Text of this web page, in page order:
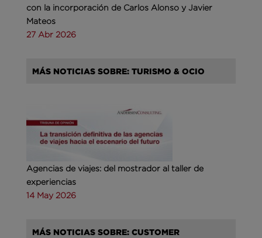
con la incorporación de Carlos Alonso y Javier
Mateos
27 Abr 2026
MÁS NOTICIAS SOBRE: TURISMO & OCIO
Agencias de viajes: del mostrador al taller de
experiencias
14 May 2026
MÁS NOTICIAS SOBRE: CUSTOMER